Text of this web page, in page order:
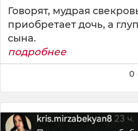
Говорят, мудрая
приобретает дочь, а
сына.
подробнее
0